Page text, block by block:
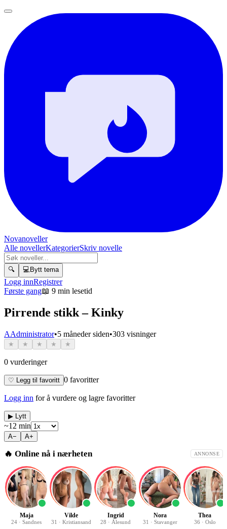
Novanoveller
Alle novellerKategorierSkriv novelle
🔍 💻 Bytt tema
Logg innRegistrer
Første gang📖 9 min lesetid
Pirrende stikk – Kinky
AAdministrator•5 måneder siden•303 visninger
★ ★ ★ ★ ★
0 vurderinger
♡ Legg til favoritt 0 favoritter
Logg inn for å vurdere og lagre favoritter
▶ Lytt
~12 min
A− A+
🔥 Online nå i nærheten ANNONSE
Maja
24 · Sandnes
Vilde
31 · Kristiansand
Ingrid
28 · Ålesund
Nora
31 · Stavanger
Thea
36 · Oslo